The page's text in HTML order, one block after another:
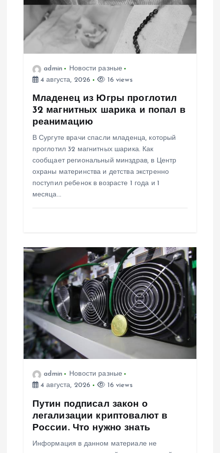
з
admin
Новости разные
4 августа, 2026
16 views
Младенец из Югры проглотил
32 магнитных шарика и попал в
реанимацию
В Сургуте врачи спасли младенца, который
проглотил 32 магнитных шарика. Как
сообщает региональный минздрав, в Центр
охраны материнства и детства экстренно
поступил ребенок в возрасте 1 года и 1
месяца…
admin
Новости разные
4 августа, 2026
16 views
Путин подписал закон о
легализации криптовалют в
России. Что нужно знать
Информация в данном материале не